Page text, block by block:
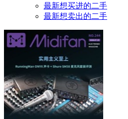
最新想买进的二手
最新想卖出的二手